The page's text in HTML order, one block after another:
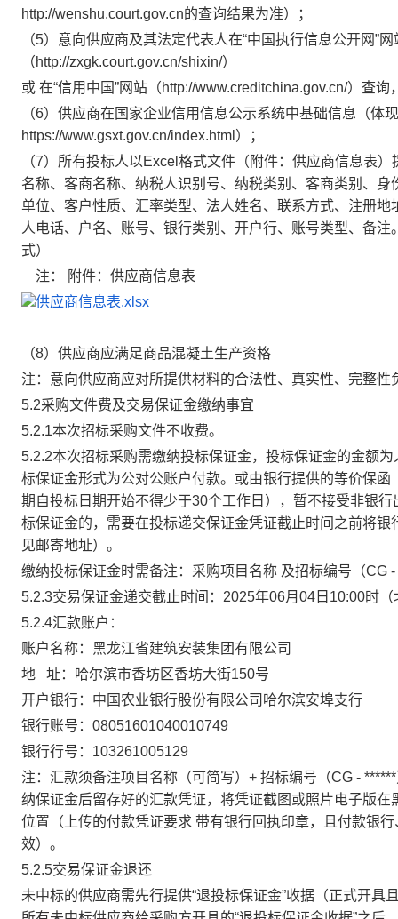
http://wenshu.court.gov.cn的查询结果为准）；
（5）意向供应商及其法定代表人在“中国执行信息公开网”
（http://zxgk.court.gov.cn/shixin/）
或 在“信用中国”网站（http://www.creditchina.gov.cn/）查
（6）供应商在国家企业信用信息公示系统中基础信息（体
https://www.gsxt.gov.cn/index.html）；
（7）所有投标人以Excel格式文件（附件：供应商信息表
名称、客商名称、纳税人识别号、纳税类别、客商类别、
单位、客户性质、汇率类型、法人姓名、联系方式、注册
人电话、户名、账号、银行类别、开户行、账号类型、备
式）
注：
附件：供应商信息表
供应商信息表.xlsx
（8） 供应商应满足商品混凝土生产资格
注：意向供应商应对所提供材料的合法性、真实性、完整性
5.2采购文件费及交易保证金缴纳事宜
5.2.1本次招标采购文件不收费。
5.2.2本次招标采购需缴纳投标保证金，投标保证金的金额
标保证金形式为公对公账户付款。或由银行提供的等价保
期自投标日期开始不得少于30个工作日），暂不接受非银
标保证金的，需要在投标递交保证金凭证截止时间之前将银
见邮寄地址）。
缴纳投标保证金时需备注：采购项目名称 及招标编号（CG
5.2.3交易保证金递交截止时间：2025年06月04日10:00时（
5.2.4汇款账户：
账户名称：黑龙江省建筑安装集团有限公司
地
址：哈尔滨市香坊区香坊大街150号
开户银行：中国农业银行股份有限公司哈尔滨安埠支行
银行账号： 08051601040010749
银行行号： 103261005129
注：汇款须备注项目名称（可简写） + 招标编号（CG -
纳保证金后留存好的汇款凭证，将凭证截图或照片电子版
位置 （上传的付款凭证要求 带有银行回执印章，且付款银
效）。
5.2.5交易保证金退还
未中标的供应商需先行提供“退投标保证金”收据（正式开具